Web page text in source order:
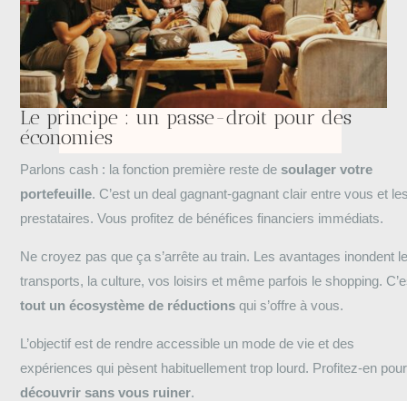
Le principe : un passe-droit pour des
économies
Parlons cash : la fonction première reste de soulager votre
portefeuille. C’est un deal gagnant-gagnant clair entre vous et
prestataires. Vous profitez de bénéfices financiers immédiats.
Ne croyez pas que ça s’arrête au train. Les avantages inondent
transports, la culture, vos loisirs et même parfois le shopping.
tout un écosystème de réductions qui s’offre à vous.
L’objectif est de rendre accessible un mode de vie et des
expériences qui pèsent habituellement trop lourd. Profitez-en pour
découvrir sans vous ruiner.